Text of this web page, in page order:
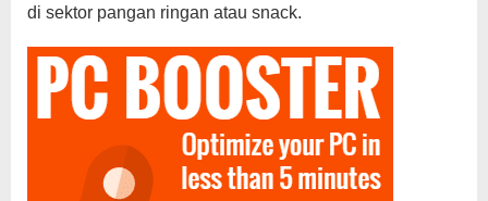
di sektor pangan ringan atau snack.